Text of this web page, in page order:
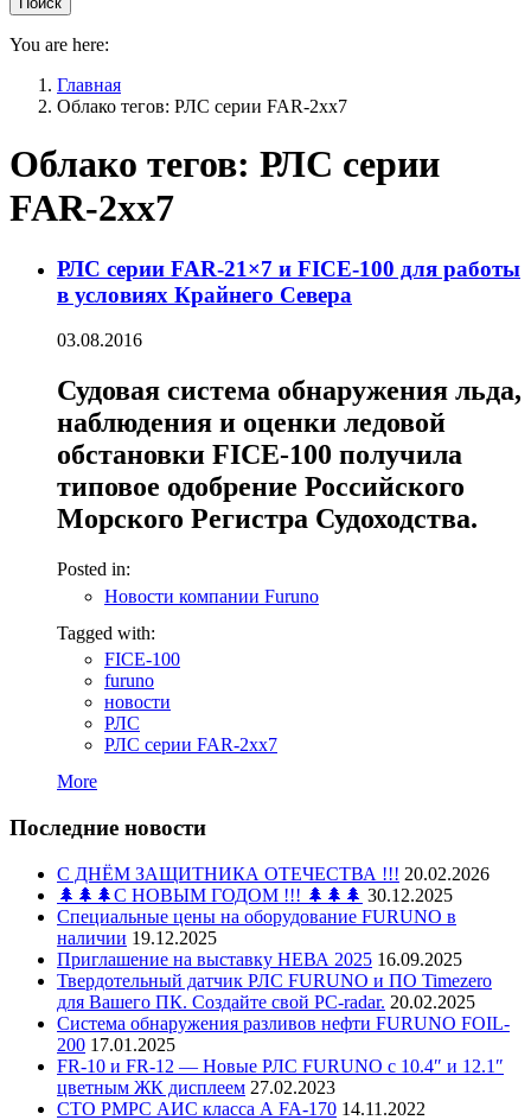
You are here:
Главная
Облако тегов: РЛС серии FAR-2xx7
Облако тегов: РЛС серии
FAR-2xx7
РЛС серии FAR-21×7 и FICE-100 для работы
в условиях Крайнего Севера
03.08.2016
Судовая система обнаружения льда,
наблюдения и оценки ледовой
обстановки FICE-100 получила
типовое одобрение Российского
Морского Регистра Судоходства.
Posted in:
Новости компании Furuno
Tagged with:
FICE-100
furuno
новости
РЛС
РЛС серии FAR-2xx7
More
Последние новости
С ДНЁМ ЗАЩИТНИКА ОТЕЧЕСТВА !!! 20.02.2026
🌲🌲🌲С НОВЫМ ГОДОМ !!! 🌲🌲🌲 30.12.2025
Специальные цены на оборудование FURUNO в
наличии 19.12.2025
Приглашение на выставку НЕВА 2025 16.09.2025
Твердотельный датчик РЛС FURUNO и ПО Timezero
для Вашего ПК. Создайте свой PC-radar. 20.02.2025
Система обнаружения разливов нефти FURUNO FOIL-
200 17.01.2025
FR-10 и FR-12 — Новые РЛС FURUNO c 10.4″ и 12.1″
цветным ЖК дисплеем 27.02.2023
СТО РМРС АИС класса А FA-170 14.11.2022